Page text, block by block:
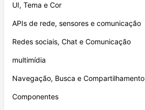
UI, Tema e Cor
APIs de rede, sensores e comunicação
Redes sociais, Chat e Comunicação
multimídia
Navegação, Busca e Compartilhamento
Componentes